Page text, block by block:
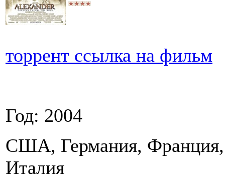
торрент ссылка на фильм
Год: 2004
США, Германия, Франция,
Италия